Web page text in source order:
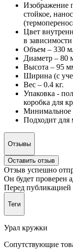
Изображение
стойкое,
Цвет
в
Объем – 330
Диаметр – 80
Высота – 95
Ширина (с
Вес – 0.4 кг.
Упаковка -
коробка для
Минимальное
Подходит для
Отзывы
Оставить отзыв
Отзыв успешно
Он будет проверен
Перед
Теги
Урал кружки
Сопутствующие